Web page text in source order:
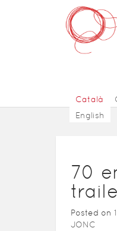
Català
English
70
Posted on
JONC